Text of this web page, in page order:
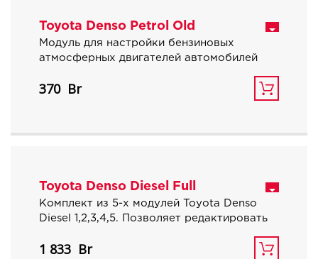
Toyota Denso Petrol Old
Модуль для настройки бензиновых
атмосферных двигателей автомобилей
управления с процессорами 76F0015 и
76F0021. Размер прошивок 320 и 384 Кб.
370
Toyota Denso Diesel Full
Комплект из 5-х модулей Toyota Denso
Diesel 1,2,3,4,5. Позволяет редактировать
Тойота, Лексус, Хино на блоках Денсо.
1 833